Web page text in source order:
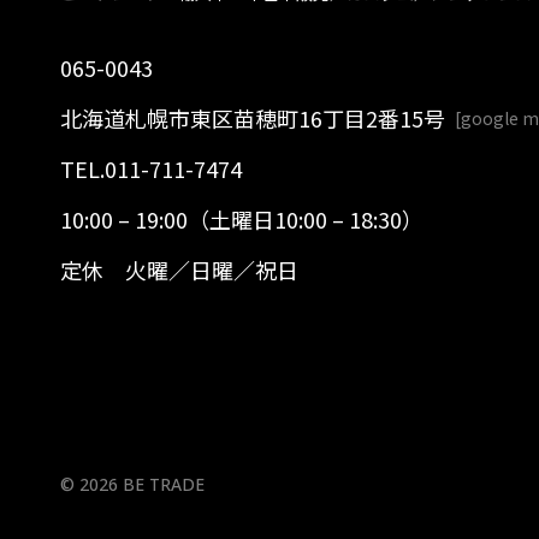
065-0043
北海道札幌市東区苗穂町16丁目2番15号 [google
TEL.011-711-7474
10:00 – 19:00（土曜日10:00 – 18:30）
定休 火曜／日曜／祝日
© 2026 BE TRADE